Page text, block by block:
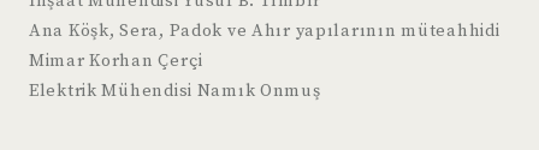
Ana Köşk, Sera, Padok ve Ahır yapılarının müteahhidi
Mimar Korhan Çerçi
Elektrik Mühendisi Namık Onmuş